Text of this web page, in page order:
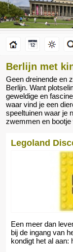
Berlijn met
Geen dreinende en
Berlijn. Want
geweldige en
waar vind je een
speeltuinen waar je
zwemmen en
Legoland
Een meer dan
bij de ingang van
kondigt het al aan: